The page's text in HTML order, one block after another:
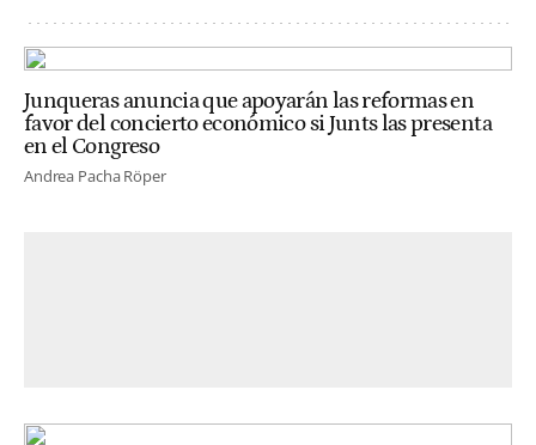
Junqueras anuncia que apoyarán las reformas en
favor del concierto económico si Junts las presenta
en el Congreso
Andrea Pacha Röper